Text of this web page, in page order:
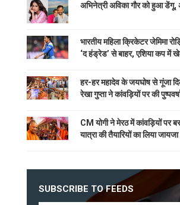
अभिनेत्री अविका गौर को हुआ डेंगू,
भारतीय महिला क्रिकेटर जेमिमा
‘द हंड्रेड’ से बाहर, एशिया कप में
हर-हर महादेव के जयघोष से गूंजा
रेखा गुप्ता ने कांवड़ियों पर की
CM योगी ने मेरठ में कांवड़ियों पर
यात्रा की तैयारियों का लिया जायजा
SUBSCRIBE TO FEEDS